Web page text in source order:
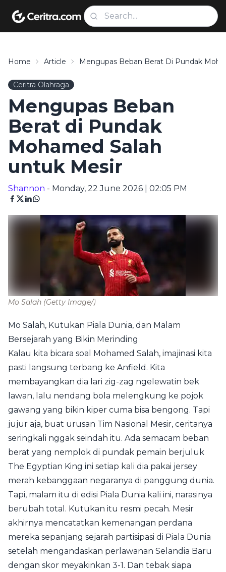
Home Article Mengupas Beban Berat Di Pundak
Ceritra Olahraga
Mengupas Beban
Berat di Pundak
Mohamed Salah
untuk Mesir
Shannon - Monday, 22 June 2026 | 02:05 PM
Mo Salah (Getty Image/)
Mo Salah, Kutukan Piala Dunia, dan Malam
Bersejarah yang Bikin Merinding
Kalau kita bicara soal Mohamed Salah, imajinasi kita
pasti langsung terbang ke Anfield. Kita
membayangkan dia lari zig-zag ngelewatin bek
lawan, lalu nendang bola melengkung ke pojok
gawang yang bikin kiper cuma bisa bengong. Tapi
jujur aja, buat urusan Tim Nasional Mesir, ceritanya
seringkali nggak seindah itu. Ada semacam beban
berat yang nemplok di pundak pemain berjuluk
The Egyptian King ini setiap kali dia pakai jersey
merah kebanggaan negaranya di panggung dunia.
Tapi, malam itu di edisi Piala Dunia kali ini, narasinya
berubah total. Kutukan itu resmi pecah. Mesir
akhirnya mencatatkan kemenangan perdana
mereka sepanjang sejarah partisipasi di Piala Dunia
setelah mengandaskan perlawanan Selandia Baru
dengan skor meyakinkan 3-1. Dan tebak siapa